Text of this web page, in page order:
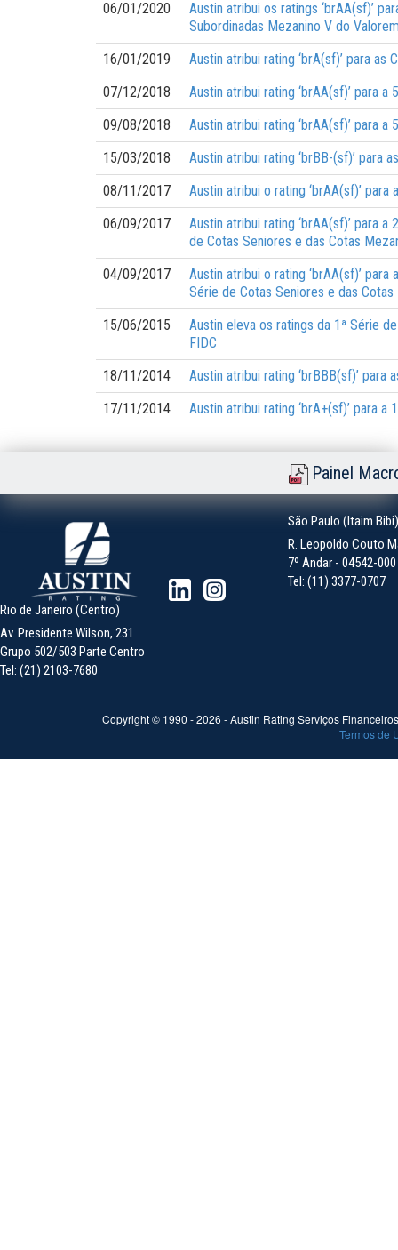
06/01/2020
Austin atribui os ratings ‘brAA(sf)’
Subordinadas Mezanino V do
16/01/2019
Austin atribui rating ‘brA(sf)’ para as
07/12/2018
Austin atribui rating ‘brAA(sf)’ para
09/08/2018
Austin atribui rating ‘brAA(sf)’ para
15/03/2018
Austin atribui rating ‘brBB-(sf)’ para
08/11/2017
Austin atribui o rating ‘brAA(sf)’
06/09/2017
Austin atribui rating ‘brAA(sf)’ para
de Cotas Seniores e das Cotas
04/09/2017
Austin atribui o rating ‘brAA(sf)’
Série de Cotas Seniores e das
15/06/2015
Austin eleva os ratings da 1ª Série
FIDC
18/11/2014
Austin atribui rating ‘brBBB(sf)’ para
17/11/2014
Austin atribui rating ‘brA+(sf)’ para
Painel
São Paulo (Itaim Bibi)
R. Leopoldo Couto
7º Andar - 04542-
Tel: (11) 3377-0707
Rio de Janeiro (Centro)
Av. Presidente Wilson, 231
Grupo 502/503 Parte Centro
Tel: (21) 2103-7680
Copyright © 1990 -2026 - Austin Rating Serviços
Termos de